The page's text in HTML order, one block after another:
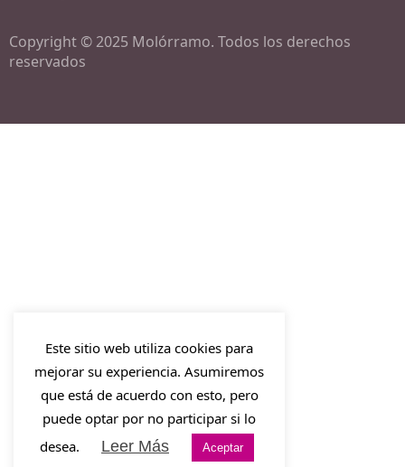
Copyright © 2025 Molórramo. Todos los derechos
reservados
Este sitio web utiliza cookies para
mejorar su experiencia. Asumiremos
que está de acuerdo con esto, pero
puede optar por no participar si lo
desea.
Leer Más Aceptar